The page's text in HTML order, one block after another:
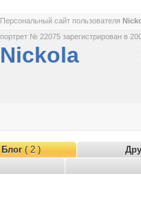
Персональный сайт пользователя
портрет № 22075 зарегистрирован в
Nickola
Блог( 2 )